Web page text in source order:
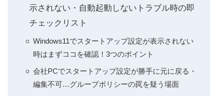
示されない・自動起動しないトラブル時の即
チェックリスト
Windows11でスタートアップ設定が表示されない
時はまずココを確認！3つのポイント
会社PCでスタートアップ設定が勝手に元に戻る・
編集不可…グループポリシーの罠を疑う場面